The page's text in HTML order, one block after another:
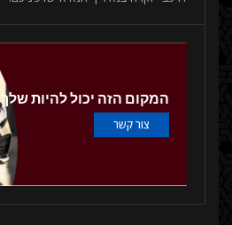
המקום הזה יכול להיות שלך
צור קשר